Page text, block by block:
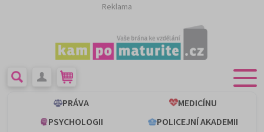
Reklama
PRÁVA
MEDICÍNU
PSYCHOLOGII
POLICEJNÍ AKADEMII